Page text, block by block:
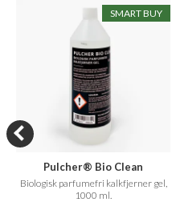
SMART BUY
Pulcher® Bio Clean
Biologisk parfumefri kalkfjerner gel,
1000 ml.